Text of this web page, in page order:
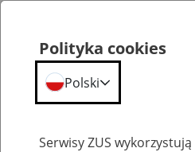
Polityka cookies
Polski
Serwisy ZUS